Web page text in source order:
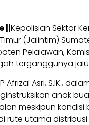
||Kepolisian Sektor
(Jalintim)
Pelalawan,
terganggunya
Afrizal Asri, S.IK.,
anak
meskipun kondisi
rute utama